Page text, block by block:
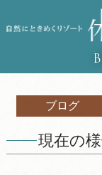
ブログ
現在の